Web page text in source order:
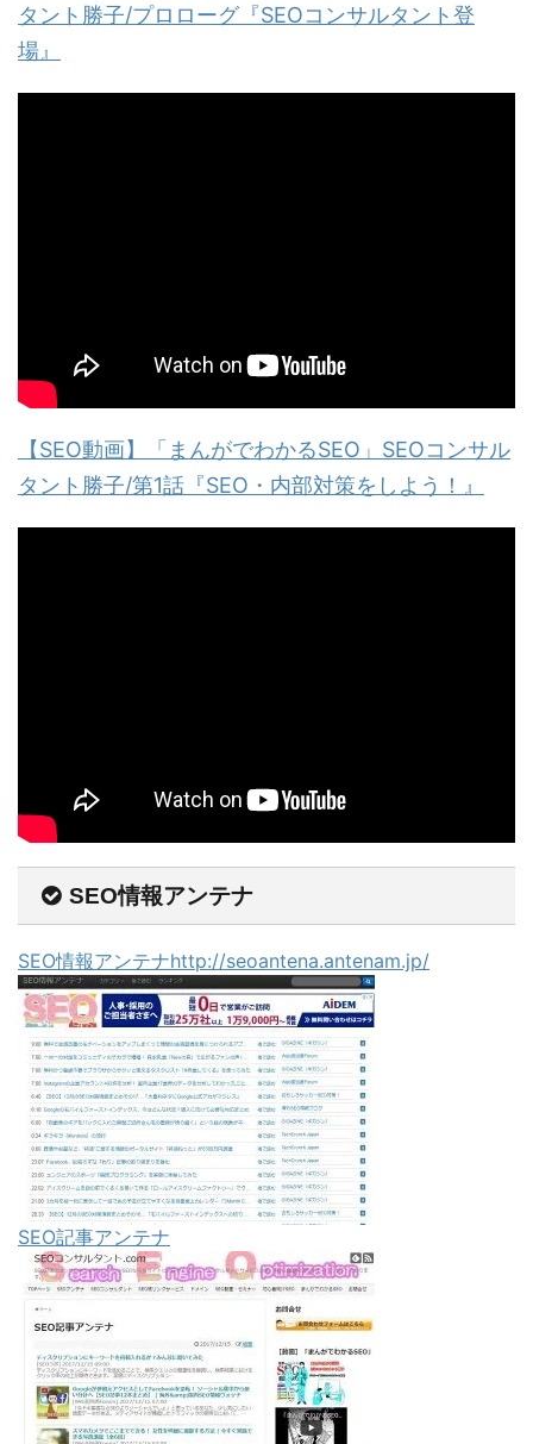
タント勝子/プロローグ『SEOコンサルタント登
場』
【SEO動画】「まんがでわかるSEO」SEOコンサル
タント勝子/第1話『SEO・内部対策をしよう！』
SEO情報アンテナ
SEO情報アンテナhttp://seoantena.antenam.jp/
SEO記事アンテナ